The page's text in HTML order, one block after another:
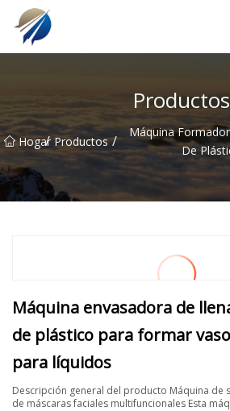
Máquina para fabricar bolsas de
Productos
Hogar
/ Productos /
Máquina
De
Máquina envasadora de
de plástico para formar
para líquidos
Descripción general del producto Máquina de
de máscaras faciales multifuncionales Esta